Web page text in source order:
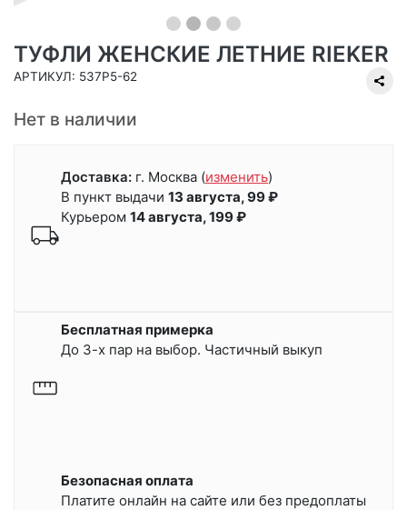
ТУФЛИ ЖЕНСКИЕ ЛЕТНИЕ RIEKER
АРТИКУЛ: 537P5-62
Нет в наличии
Доставка: г. Москва (изменить)
В пункт выдачи 13 августа, 99 ₽
Курьером 14 августа, 199 ₽
Бесплатная примерка
До 3-х пар на выбор. Частичный выкуп
Безопасная оплата
Платите онлайн на сайте или без предоплаты